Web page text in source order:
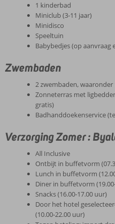
1 kinderbad
Miniclub (3-11 jaar)
Minidisco
Speeltuin
Babybedjes (op aanvraag
Zwembaden
2 zwembaden, waaronder
Zonneterras met
gratis)
Badhanddoekenservice
Verzorging Zomer :
All Inclusive
Ontbijt in buffetvorm
Lunch in buffetvorm
Diner in buffetvorm
Snacks (16.00-17.00 uur)
Door het hotel
(10.00-22.00 uur)